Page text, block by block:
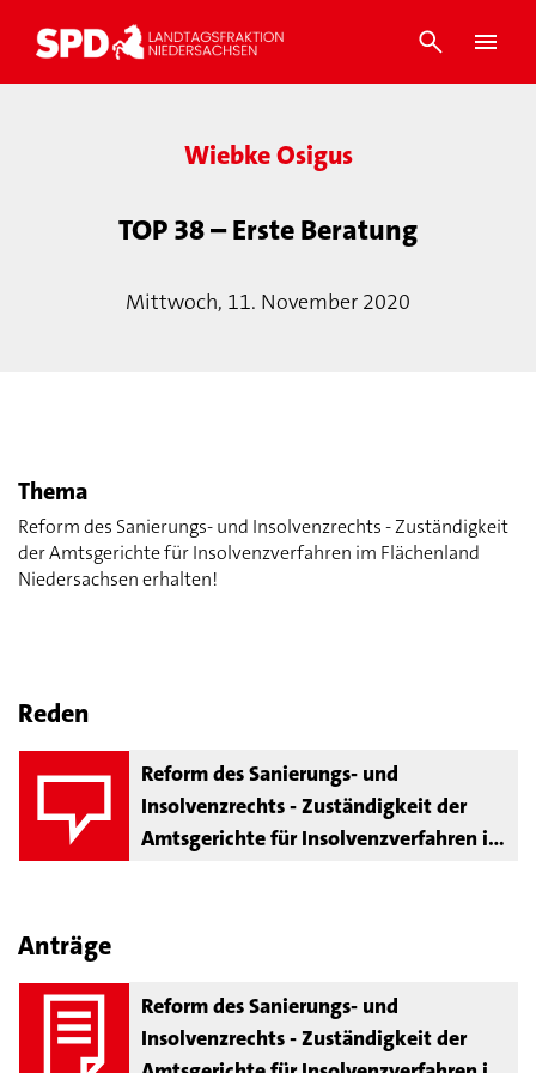
Wiebke Osigus
TOP 38 – Erste Beratung
Mittwoch, 11. November 2020
Thema
Reform des Sanierungs- und Insolvenzrechts - Zuständigkeit
der Amtsgerichte für Insolvenzverfahren im Flächenland
Niedersachsen erhalten!
Reden
Reform des Sanierungs- und
Insolvenzrechts - Zuständigkeit der
Amtsgerichte für Insolvenzverfahren im
Anträge
Reform des Sanierungs- und
Insolvenzrechts - Zuständigkeit der